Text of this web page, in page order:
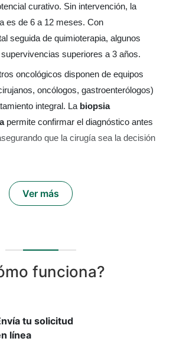
curativo. Sin intervención, la
es de 6 a 12 meses. Con
seguida de quimioterapia, algunos
superiores a 3 años.
oncológicos disponen de equipos
oncólogos, gastroenterólogos)
integral. La biopsia
permite confirmar el diagnóstico antes
que la cirugía sea la decisión
Ver más
funciona?
tu solicitud
línea